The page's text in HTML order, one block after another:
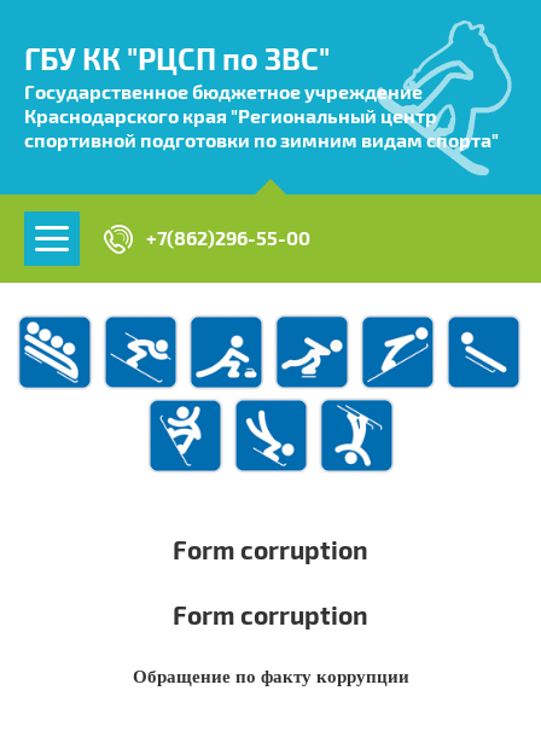
ГБУ КК "РЦСП по ЗВС"
Государственное бюджетное учреждение
Краснодарского края "Региональный центр
спортивной подготовки по зимним видам спорта"
+7(862)296-55-00
Form corruption
Form corruption
Обращение по факту коррупции